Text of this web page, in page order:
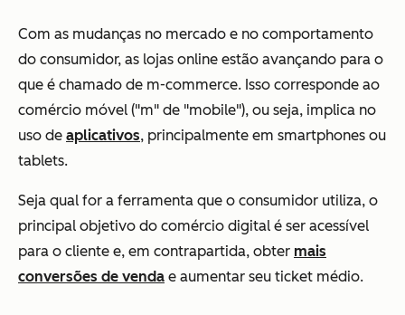
Com as mudanças no mercado e no comportamento
do consumidor, as lojas online estão avançando para o
que é chamado de m-commerce. Isso corresponde ao
comércio móvel ("m" de "mobile"), ou seja, implica no
uso de aplicativos, principalmente em smartphones ou
tablets.
Seja qual for a ferramenta que o consumidor utiliza, o
principal objetivo do comércio digital é ser acessível
para o cliente e, em contrapartida, obter mais
conversões de venda e aumentar seu ticket médio.